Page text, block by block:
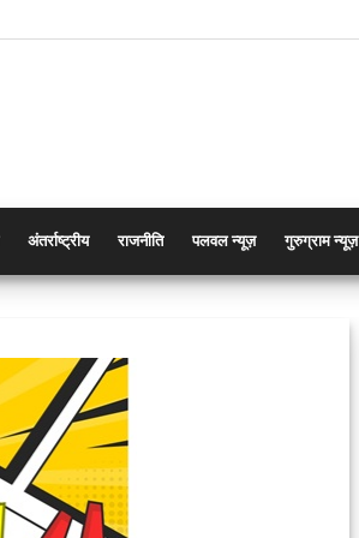
अंतर्राष्ट्रीय राजनीति पलवल न्यूज़ गुरुग्राम न्यूज़